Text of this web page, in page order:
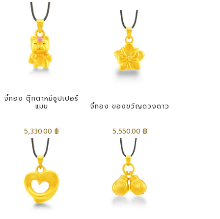
จี้ทอง ตุ๊กตาหมีซูปเปอร์
แมน
5,330.00 ฿
จี้ทอง ของขวัญดวงดาว
5,550.00 ฿